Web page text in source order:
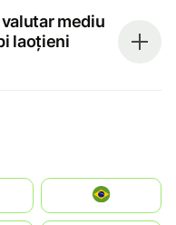
mediu
laoțieni